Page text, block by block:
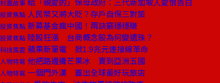
封面故事
投資焦點 人民幣又將大貶？存戶自保三對策
投資焦點 新募基金瘋中國！兩訣竅穩穩賺
投資焦點 陸股狂漲 台商概念股為何變遺珠？
科技風雲 蘋果新筆電 掀1.9兆元連接線革命
人物特寫 他把路邊攤芒果冰 賣到亞洲五國
人物特寫 一個門外漢 蓋出全球最好玩旅店